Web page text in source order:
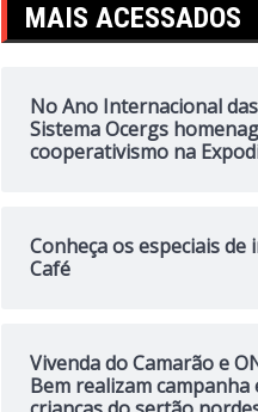
MAIS ACESSADOS
No Ano Internacional
Sistema Ocergs
cooperativismo na
Conheça os especiais de
Café
Vivenda do Camarão e
Bem realizam campanha